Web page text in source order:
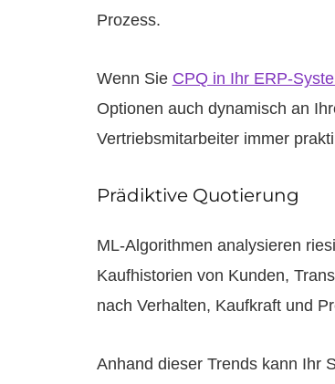
Prozess.
Wenn Sie CPQ in Ihr ERP-
Optionen auch dynamisch an
Vertriebsmitarbeiter immer
Prädiktive Quotierung
ML-Algorithmen analysieren
Kaufhistorien von Kunden,
nach Verhalten, Kaufkraft und
Anhand dieser Trends kann Ihr